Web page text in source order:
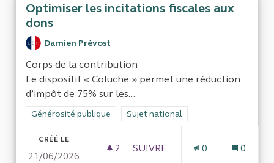
Optimiser les incitations fiscales aux
dons
Damien Prévost
Corps de la contribution
Le dispositif « Coluche » permet une réduction
d’impôt de 75% sur les...
Filtrer les résultats de la catégorie : Générosité publique
Générosité publique Filtrer les résultats pour le secteur :
Sujet national
CRÉÉ LE
21/06/2026
2 2 ABONNÉS
SUIVRE
0 0